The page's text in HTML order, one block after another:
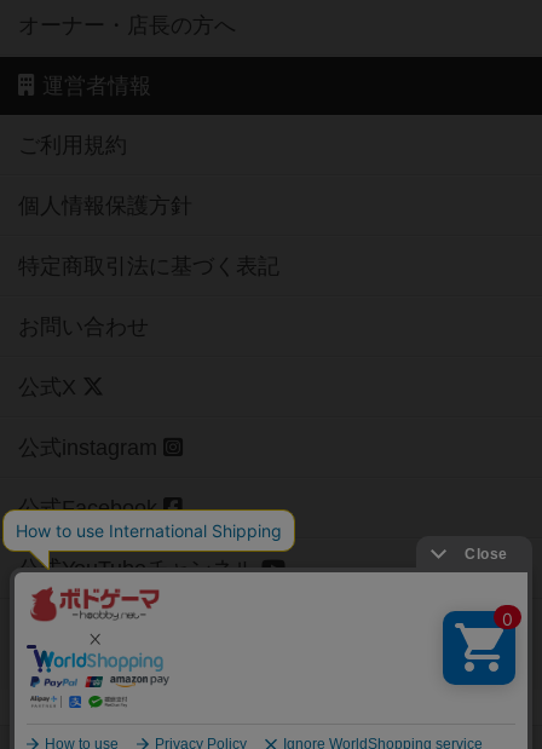
オーナー・店長の方へ
運営者情報
ご利用規約
個人情報保護方針
特定商取引法に基づく表記
お問い合わせ
公式X
公式instagram
公式Facebook
公式YouTubeチャンネル